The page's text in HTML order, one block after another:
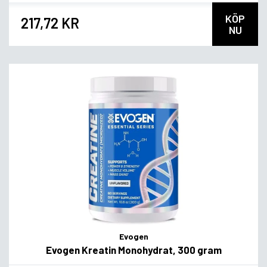
217,72 KR
KÖP
NU
Evogen
Evogen Kreatin Monohydrat, 300 gram